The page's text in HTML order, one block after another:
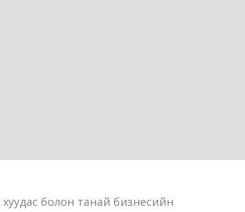
хуудас болон танай бизнесийн